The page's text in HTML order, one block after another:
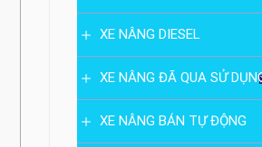
XE NÂNG DIESEL
XE NÂNG ĐÃ QUA SỬ
XE NÂNG BÁN TỰ ĐỘNG